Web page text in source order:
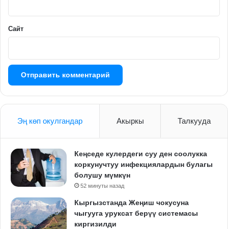
Сайт
Эң көп окулгандар Акыркы Талкууда
Кеңседе кулердеги суу ден соолукка
коркунучтуу инфекциялардын булагы
болушу мүмкүн
52 минуты назад
Кыргызстанда Жеңиш чокусуна
чыгууга уруксат берүү системасы
киргизилди